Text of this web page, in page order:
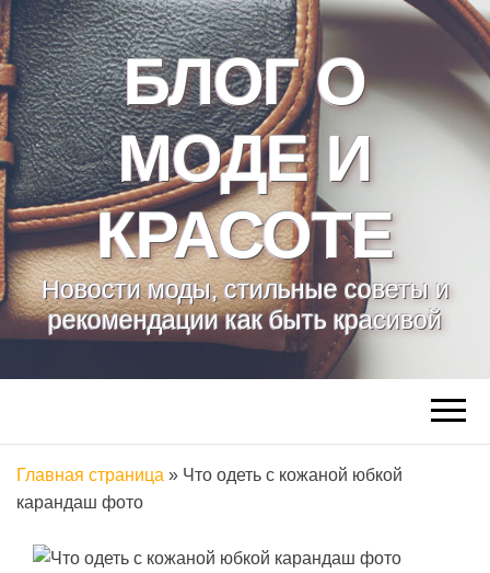
БЛОГ О
МОДЕ И
КРАСОТЕ
Новости моды, стильные советы и
рекомендации как быть красивой
Главная страница » Что одеть с кожаной юбкой
карандаш фото